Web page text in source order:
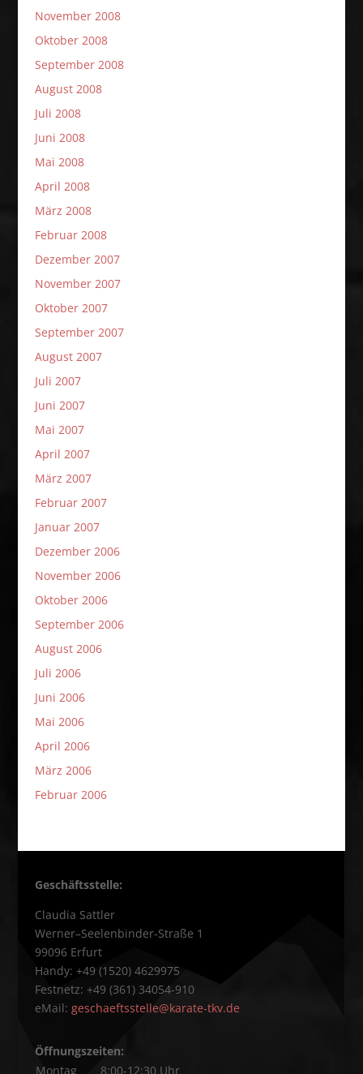
November 2008
Oktober 2008
September 2008
August 2008
Juli 2008
Juni 2008
Mai 2008
April 2008
März 2008
Februar 2008
Dezember 2007
November 2007
Oktober 2007
September 2007
August 2007
Juli 2007
Juni 2007
Mai 2007
April 2007
März 2007
Februar 2007
Januar 2007
Dezember 2006
November 2006
Oktober 2006
September 2006
August 2006
Juli 2006
Juni 2006
Mai 2006
April 2006
März 2006
Februar 2006
Geschäftsstelle:
Claudia Sattler
Werner–Seelenbinder-Straße 1
99096 Erfurt
Handy: +49 (1520) 4629975
Festnetz: +49 (361) 34054-910
eMail: geschaeftsstelle@karate-tkv.de
Öffnungszeiten:
Montag
8:00-12:30 Uhr